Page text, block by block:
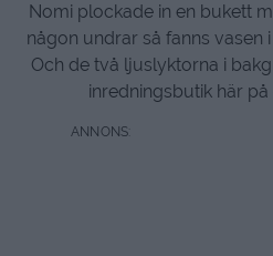
Nomi plockade in en bukett
någon undrar så fanns vasen
Och de två ljuslyktorna i
inredningsbutik här